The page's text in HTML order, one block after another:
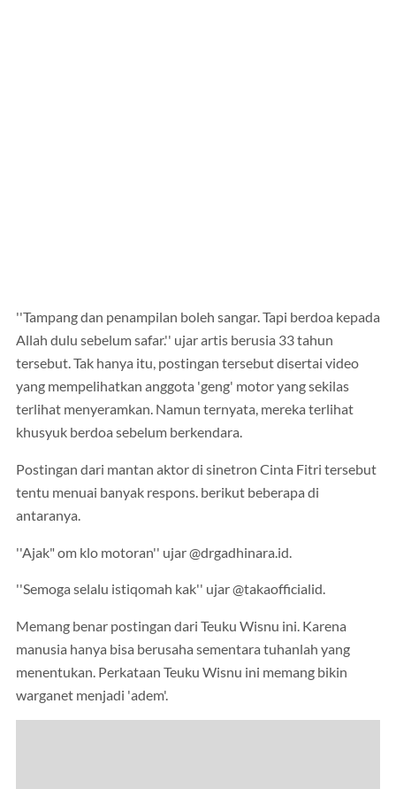
''Tampang dan penampilan boleh sangar. Tapi berdoa kepada
Allah dulu sebelum safar.'' ujar artis berusia 33 tahun
tersebut. Tak hanya itu, postingan tersebut disertai video
yang mempelihatkan anggota 'geng' motor yang sekilas
terlihat menyeramkan. Namun ternyata, mereka terlihat
khusyuk berdoa sebelum berkendara.
Postingan dari mantan aktor di sinetron Cinta Fitri tersebut
tentu menuai banyak respons. berikut beberapa di
antaranya.
''Ajak" om klo motoran'' ujar @drgadhinara.id.
''Semoga selalu istiqomah kak'' ujar @takaofficialid.
Memang benar postingan dari Teuku Wisnu ini. Karena
manusia hanya bisa berusaha sementara tuhanlah yang
menentukan. Perkataan Teuku Wisnu ini memang bikin
warganet menjadi 'adem'.